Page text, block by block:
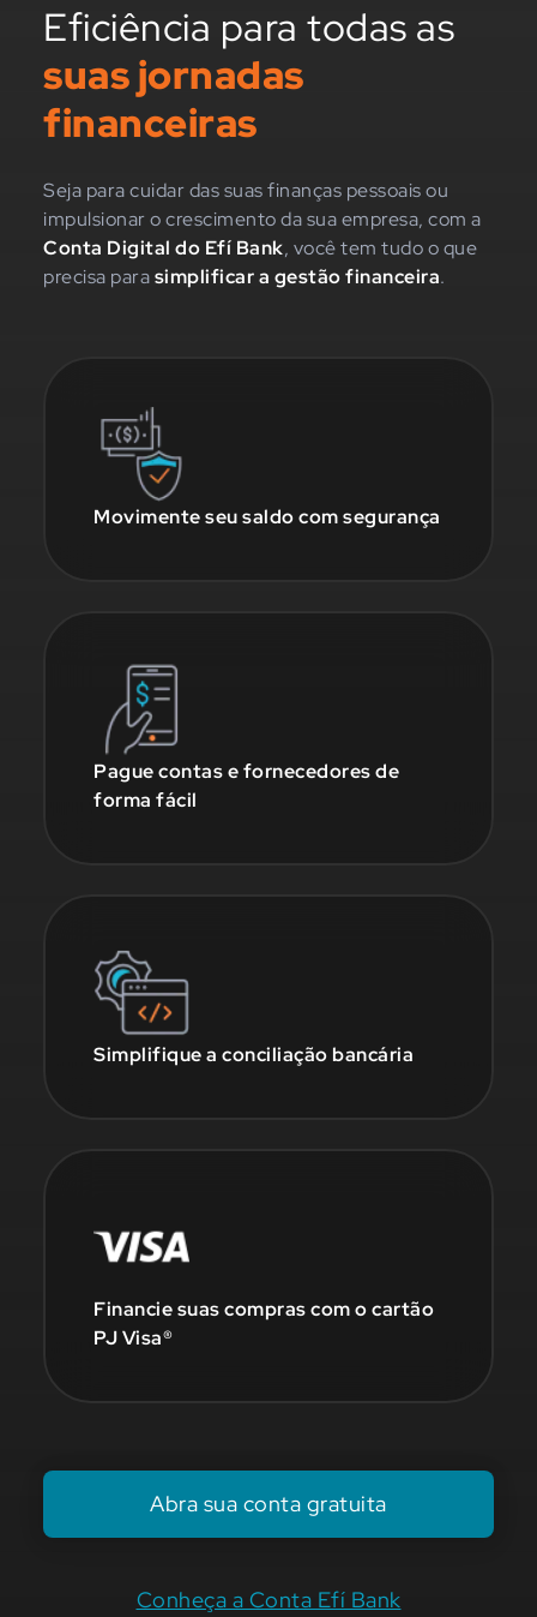
Eficiência para todas as
suas jornadas
financeiras
Seja para cuidar das suas finanças pessoais ou
impulsionar o crescimento da sua empresa, com a
Conta Digital do Efí Bank, você tem tudo o que
precisa parasimplificar a gestão financeira.
Movimente seu saldo com segurança
Pague contas e fornecedores de
forma fácil
Simplifique a conciliação bancária
Financie suas compras com o cartão
PJ Visa®
Abra sua conta gratuita
Conheça a Conta Efí Bank